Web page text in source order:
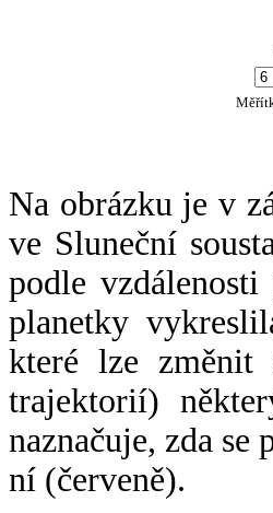
Na obrázku je v
ve Sluneční
podle
planetky
které lze změnit
trajektorií)
naznačuje, zda
ní (červeně).